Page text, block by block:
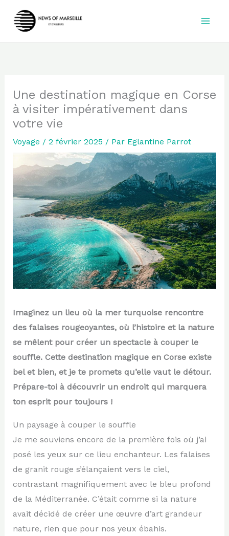
Une destination magique en Corse
à visiter impérativement dans
votre vie
Voyage / 2 février 2025 / Par Eglantine Parrot
Imaginez un lieu où la mer turquoise rencontre
des falaises rougeoyantes, où l’histoire et la nature
se mêlent pour créer un spectacle à couper le
souffle. Cette destination magique en Corse existe
bel et bien, et je te promets qu’elle vaut le détour.
Prépare-toi à découvrir un endroit qui marquera
ton esprit pour toujours !
Un paysage à couper le souffle
Je me souviens encore de la première fois où j’ai
posé les yeux sur ce lieu enchanteur. Les falaises
de granit rouge s’élançaient vers le ciel,
contrastant magnifiquement avec le bleu profond
de la Méditerranée. C’était comme si la nature
avait décidé de créer une œuvre d’art grandeur
nature, rien que pour nos yeux ébahis.